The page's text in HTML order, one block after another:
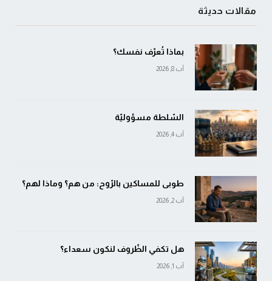
مقالات حديثة
بماذا تُعرّف نفسك؟
آب 8, 2026
السّلطة مسؤوليّة
آب 4, 2026
طوبى للمساكين بالرّوح: من هم؟ وماذا لهم؟
آب 2, 2026
هل تكفي الظّروف لنكون سعداء؟
آب 1, 2026